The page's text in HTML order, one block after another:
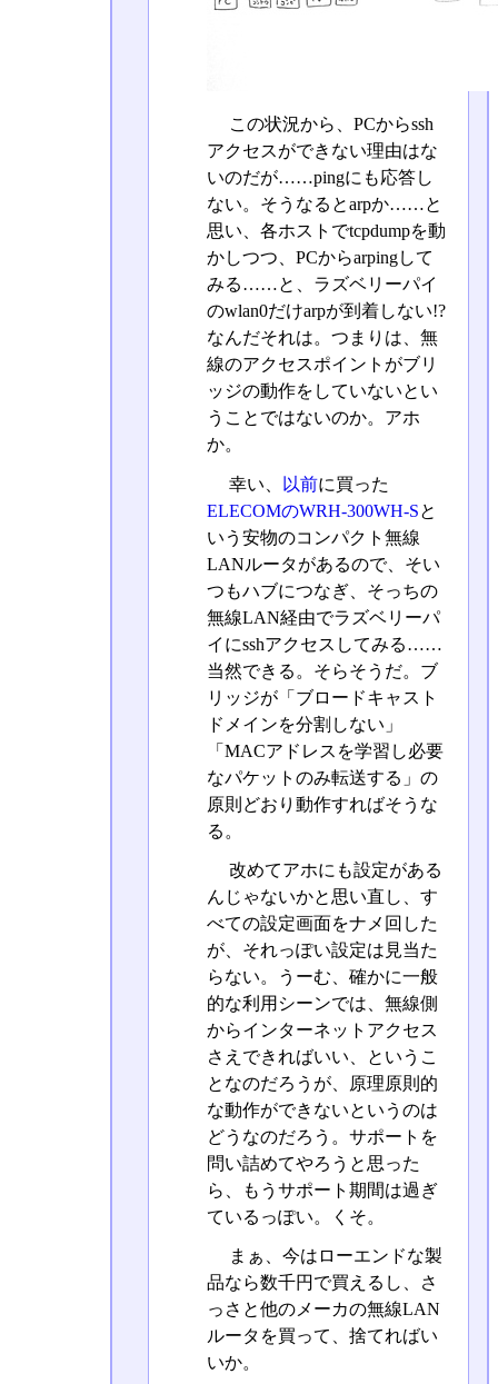
この状況から、PCからssh
アクセスができない理由はな
いのだが……pingにも応答し
ない。そうなるとarpか……と
思い、各ホストでtcpdumpを動
かしつつ、PCからarpingして
みる……と、ラズベリーパイ
のwlan0だけarpが到着しない!?
なんだそれは。つまりは、無
線のアクセスポイントがブリ
ッジの動作をしていないとい
うことではないのか。アホ
か。
幸い、 以前に買った
ELECOMのWRH-300WH-Sと
いう安物のコンパクト無線
LANルータがあるので、そい
つもハブにつなぎ、そっちの
無線LAN経由でラズベリーパ
イにsshアクセスしてみる……
当然できる。そらそうだ。ブ
リッジが「ブロードキャスト
ドメインを分割しない」
「MACアドレスを学習し必要
なパケットのみ転送する」の
原則どおり動作すればそうな
る。
改めてアホにも設定がある
んじゃないかと思い直し、す
べての設定画面をナメ回した
が、それっぽい設定は見当た
らない。うーむ、確かに一般
的な利用シーンでは、無線側
からインターネットアクセス
さえできればいい、というこ
となのだろうが、原理原則的
な動作ができないというのは
どうなのだろう。サポートを
問い詰めてやろうと思った
ら、もうサポート期間は過ぎ
ているっぽい。くそ。
まぁ、今はローエンドな製
品なら数千円で買えるし、さ
っさと他のメーカの無線LAN
ルータを買って、捨てればい
いか。